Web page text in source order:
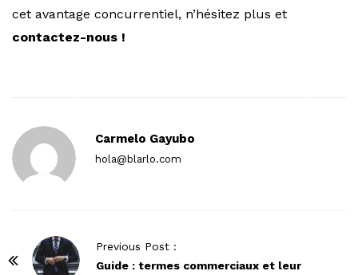
cet avantage concurrentiel, n’hésitez plus et
contactez-nous !
Carmelo Gayubo
hola@blarlo.com
Previous Post :
Guide : termes commerciaux et leur